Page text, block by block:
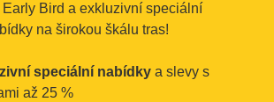
Bird a exkluzivní speciální
na širokou škálu tras!
speciální nabídky a slevy s
až 25 %